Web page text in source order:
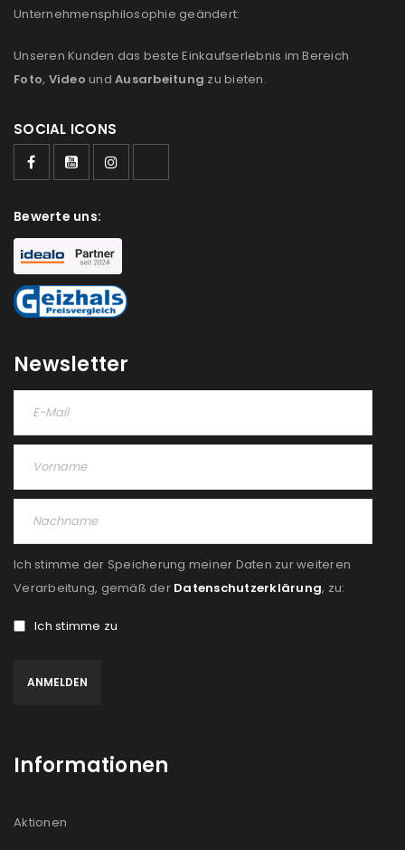
ANMELDEN
Benutzername oder E-Mail-Adresse
Passwort*
Anmeldeformular geschützt durch
ANMELDEN
PASSWORT VERGESSEN?
E-Mail-Adresse *
deine E-Mail-Adresse gesendet.
Please select all the ways you would like to hear from
Ich stimme zu
Unternehmensphilosophie geändert:
Unseren Kunden das beste Einkaufserlebnis im Bereich
Foto, Video und Ausarbeitung zu bieten.
SOCIAL ICONS
Bewerte uns:
Newsletter
Ich stimme der Speicherung meiner Daten zur weiteren
Verarbeitung, gemäß der Datenschutzerklärung, zu:
Ich stimme zu
Informationen
Aktionen